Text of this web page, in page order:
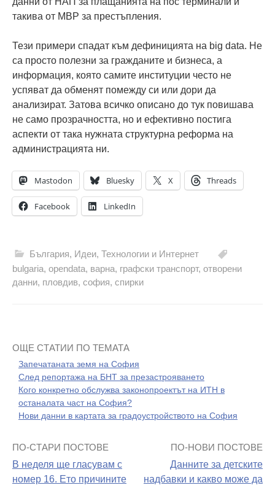
такива от МВР за престъпления.
Тези примери спадат към дефиницията на big data. Не
са просто полезни за гражданите и бизнеса, а
информация, която самите институции често не
успяват да обменят помежду си или дори да
анализират. Затова всичко описано до тук повишава
не само прозрачността, но и ефективно постига
аспекти от така нужната структурна реформа на
администрацията ни.
Mastodon Bluesky X Threads
Facebook LinkedIn
България, Идеи, Технологии и Интернет
bulgaria, opendata, варна, графски транспорт, отворени
данни, пловдив, софия, спирки
ОЩЕ СТАТИИ ПО ТЕМАТА
Запечатаната земя на София
След репортажа на БНТ за презастрояването
Кого конкретно обслужва законопроектът на ИТН в
останалата част на София?
Нови данни в картата за градоустройството на София
Навигация
на
ПО-СТАРИ ПОСТОВЕ
В неделя ще гласувам с
номер 16. Ето причините
ПО-НОВИ ПОСТОВЕ
Данните за детските
надбавки и какво може да